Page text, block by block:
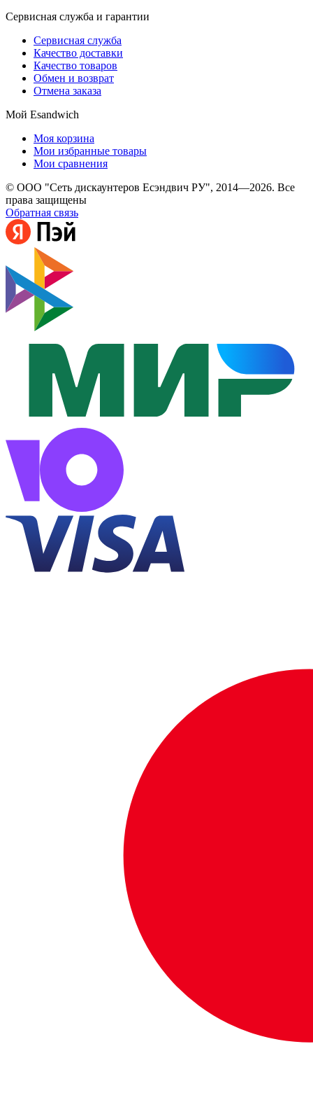
Сервисная служба и гарантии
Сервисная служба
Качество доставки
Качество товаров
Обмен и возврат
Отмена заказа
Мой Esandwich
Моя корзина
Мои избранные товары
Мои сравнения
© ООО "Сеть дискаунтеров Есэндвич РУ", 2014—2026. Все
права защищены
Обратная связь